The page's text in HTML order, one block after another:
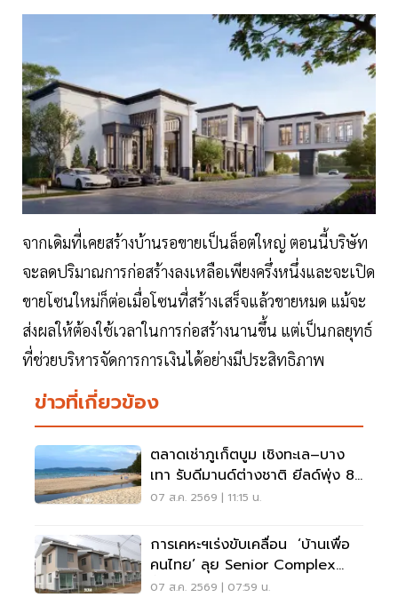
จากเดิมที่เคยสร้างบ้านรอขายเป็นล็อตใหญ่ ตอนนี้บริษัท
จะลดปริมาณการก่อสร้างลงเหลือเพียงครึ่งหนึ่งและจะเปิด
ขายโซนใหม่ก็ต่อเมื่อโซนที่สร้างเสร็จแล้วขายหมด แม้จะ
ส่งผลให้ต้องใช้เวลาในการก่อสร้างนานขึ้น แต่เป็นกลยุทธ์
ที่ช่วยบริหารจัดการการเงินได้อย่างมีประสิทธิภาพ
ข่าวที่เกี่ยวข้อง
ตลาดเช่าภูเก็ตบูม เชิงทะเล–บาง
เทา รับดีมานด์ต่างชาติ ยีลด์พุ่ง 8-
12%
07 ส.ค. 2569 | 11:15 น.
การเคหะฯเร่งขับเคลื่อน ‘บ้านเพื่อ
คนไทย’ ลุย Senior Complex
ฟื้นฟูเมือง
07 ส.ค. 2569 | 07:59 น.